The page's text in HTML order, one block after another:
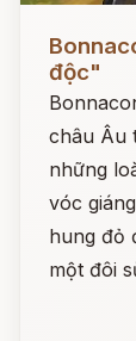
độc"
châu Âu
những
vóc
hung đỏ
một đôi